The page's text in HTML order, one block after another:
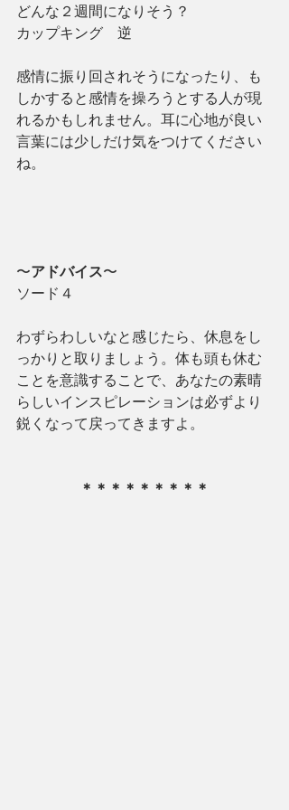
どんな２週間になりそう？
カップキング　逆
感情に振り回されそうになったり、も
しかすると感情を操ろうとする人が現
れるかもしれません。耳に心地が良い
言葉には少しだけ気をつけてください
ね。
〜アドバイス〜
ソード４
わずらわしいなと感じたら、休息をし
っかりと取りましょう。体も頭も休む
ことを意識することで、あなたの素晴
らしいインスピレーションは必ずより
鋭くなって戻ってきますよ。
＊＊＊＊＊＊＊＊＊